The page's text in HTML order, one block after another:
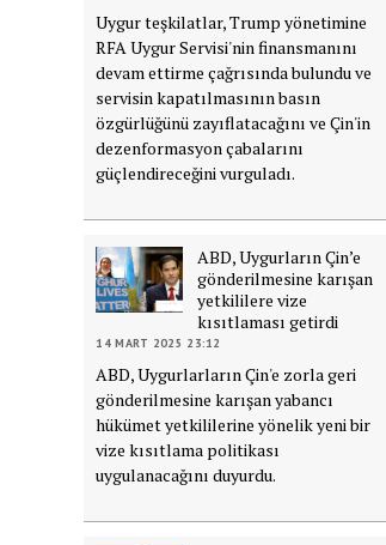
Uygur teşkilatlar, Trump yönetimine
RFA Uygur Servisi'nin finansmanını
devam ettirme çağrısında bulundu ve
servisin kapatılmasının basın
özgürlüğünü zayıflatacağını ve Çin'in
dezenformasyon çabalarını
güçlendireceğini vurguladı.
ABD, Uygurların Çin’e
gönderilmesine karışan
yetkililere vize
kısıtlaması getirdi
14 MART 2025 23:12
ABD, Uygurlarların Çin'e zorla geri
gönderilmesine karışan yabancı
hükümet yetkililerine yönelik yeni bir
vize kısıtlama politikası
uygulanacağını duyurdu.